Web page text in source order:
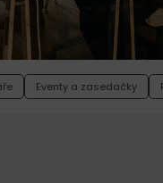
Eventy a zasedačky